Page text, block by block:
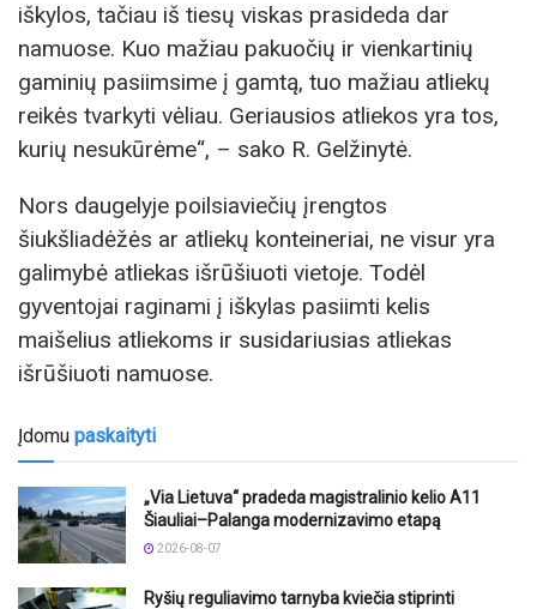
iškylos, tačiau iš tiesų viskas prasideda dar
namuose. Kuo mažiau pakuočių ir vienkartinių
gaminių pasiimsime į gamtą, tuo mažiau atliekų
reikės tvarkyti vėliau. Geriausios atliekos yra tos,
kurių nesukūrėme“, – sako R. Gelžinytė.
Nors daugelyje poilsiaviečių įrengtos
šiukšliadėžės ar atliekų konteineriai, ne visur yra
galimybė atliekas išrūšiuoti vietoje. Todėl
gyventojai raginami į iškylas pasiimti kelis
maišelius atliekoms ir susidariusias atliekas
išrūšiuoti namuose.
Įdomu paskaityti
„Via Lietuva“ pradeda magistralinio kelio A11
Šiauliai–Palanga modernizavimo etapą
2026-08-07
Ryšių reguliavimo tarnyba kviečia stiprinti